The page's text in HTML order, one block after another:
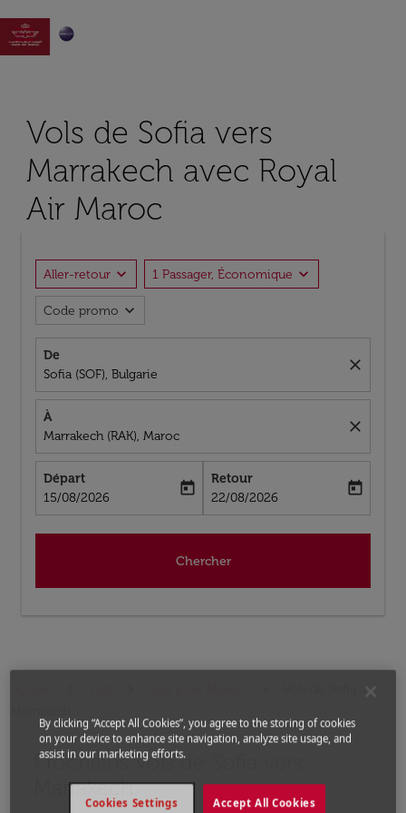

Vols de Sofia vers
Marrakech avec Royal
Air Maroc
Aller-retour expand_more 1 Passager, Économique expand_more
Code promo expand_more
De
Sofia (SOF), Bulgarie
close
À
Marrakech (RAK), Maroc
close
Départ
fc-booking-departure-date-aria-label
15/08/2026
today
Retour
fc-booking-return-date-aria-label
22/08/2026
today
Chercher
Vols de Sofia a
Prochains Vols de Sofia vers
Marrakech
Aucun tarif trouvé pour les options populaires
By clicking “Accept All Cookies”, you agree to the storing of cookies
on your device to enhance site navigation, analyze site usage, and
assist in our marketing efforts.
Accept All Cookies
Cookies Settings